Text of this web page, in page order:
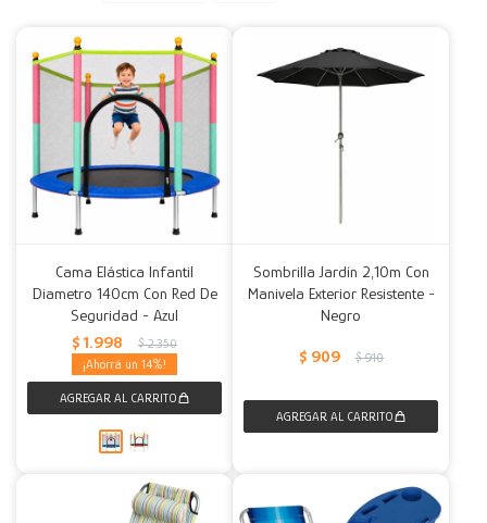
Cama Elástica Infantil
Diametro 140cm Con Red De
Seguridad - Azul
$ 1.998 $ 2.350
14
Sombrilla Jardín 2,10m Con
Manivela Exterior Resistente -
Negro
$ 909 $ 910
Mesas
Calefactores
Acolchados y Frazadas
Fundas
Decoración
Accesorios para el hogar
Accesorios
Muebles Infantiles